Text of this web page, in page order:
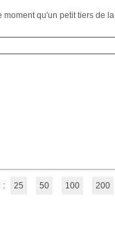
qu'un petit tiers de la
: 25 50 100 200